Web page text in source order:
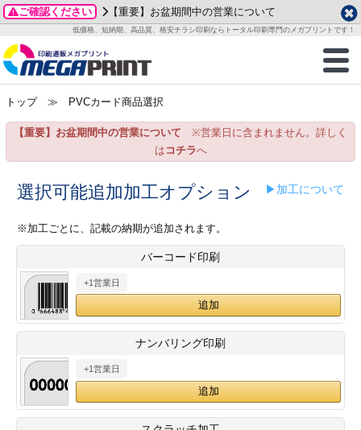
ご確認ください 【重要】お盆期間中の営業について
低価格、短納期、高品質、格安チラシ印刷ならトータル印刷専門のメガプリントです！
商品一覧
グッズ
ステッカー
ックカード印刷
業ツール印刷
＆盛り上げ印刷
ご利用ガイド
お客様へ
いて
方法
/送料について
刷
カード印刷
ックカード名刺
ムカード
型マル型印刷
ード印刷
刷
データ作成ガイド
成前に
ガイド
加工指示ガイド
テンプレート
ード印刷
名刺印刷
ックカード
ード印刷
形マル型
一覧
わせ
り
プル請求
2026年 8月
月
火 水 木 金
土
3
4 5 6 7
8
15
24
25 26 27
29
金
1
2 3
8 9 10 11
12
14
15 16 17 18
19
25
26
30
・・休業日
トップ≫ PVCカード商品選択
【重要】お盆期間中の営業について ※営業日に含まれません。詳しく
は コチラへ
選択可能追加加工オプション ▶加工について
※加工ごとに、記載の納期が追加されます。
バーコード印刷
+1営業日
ナンバリング印刷
+1営業日